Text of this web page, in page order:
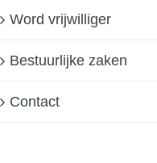
Word vrijwilliger
Bestuurlijke zaken
Contact